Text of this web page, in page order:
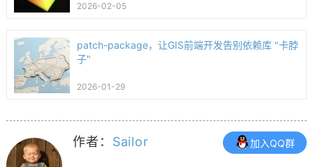
2026-02-05
patch-package，让GIS前端开发告别依赖库 "卡脖
子"
2026-01-29
作者： Sailor 加入QQ群